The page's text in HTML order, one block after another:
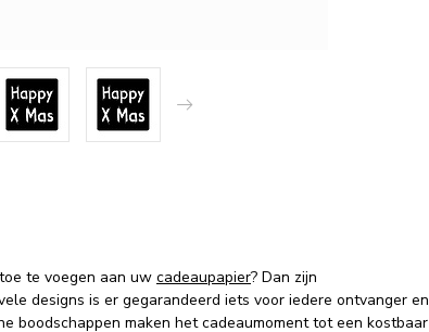
te voegen aan uw cadeaupapier? Dan zijn
designs is er gegarandeerd iets voor iedere ontvanger en
boodschappen maken het cadeaumoment tot een kostbaar